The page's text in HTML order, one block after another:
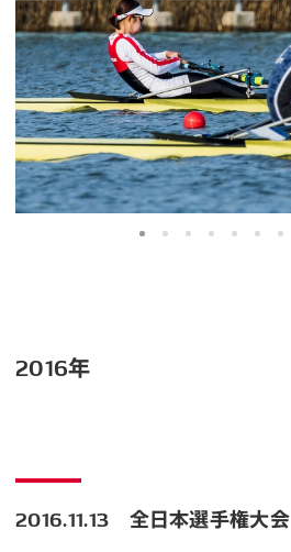
2016年
2016.11.13 全日本選手権大会